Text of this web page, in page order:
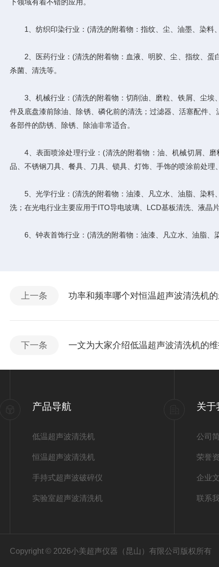
下领域有着不错的应用。
1、纺织印染行业：(清洗的附着物：指纹、尘、油墨、染料
2、医药行业：(清洗的附着物：血液、明胶、尘、指纹、蛋
杀菌、清洗等。
3、机械行业：(清洗的附着物：切削油、磨粒、铁屑、尘埃
件及底盘漆前除油、除锈、磷化前的清洗；过滤器、活塞配件
各部件的防锈、除锈、除油非常适合。
4、表面喷涂处理行业：(清洗的附着物：油、机械切屑、磨
品、不锈钢刀具、餐具、刀具、锁具、灯饰、手饰的喷涂前处理
5、光学行业：(清洗的附着物：油漆、凡立水、油脂、染料
洗；在光电行业主要应用于ITO导电玻璃、LCD基板清洗、液晶
6、钟表首饰行业：(清洗的附着物：油漆、凡立水、油脂、
上一条 功率和频率哪个对恒温超声波清洗机
下一条 一文为大家介绍低温超声波清洗机的
产品导航
低温超声波清洗机
恒温超声波清洗机
手持式超声波破碎仪
实验室超声波清洗机
关于
公司
荣誉
企业
联系
Copyright © 2026小美超声仪器（昆山）有限公司版权所有